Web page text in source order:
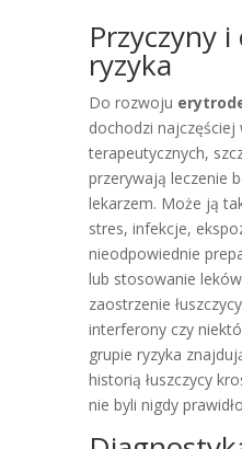
Przyczyny
ryzyka
Do rozwoju
dochodzi najczęściej
terapeutycznych,
przerywają leczenie
lekarzem. Może ją
stres, infekcje,
nieodpowiednie
lub stosowanie
zaostrzenie
interferony czy
grupie ryzyka
historią łuszczycy
nie byli nigdy